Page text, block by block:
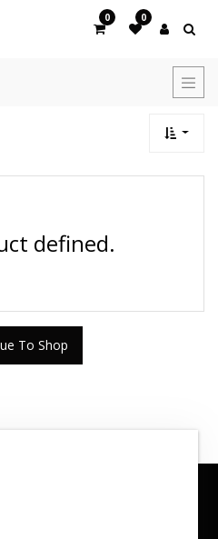
0 0
defined.
To Shop